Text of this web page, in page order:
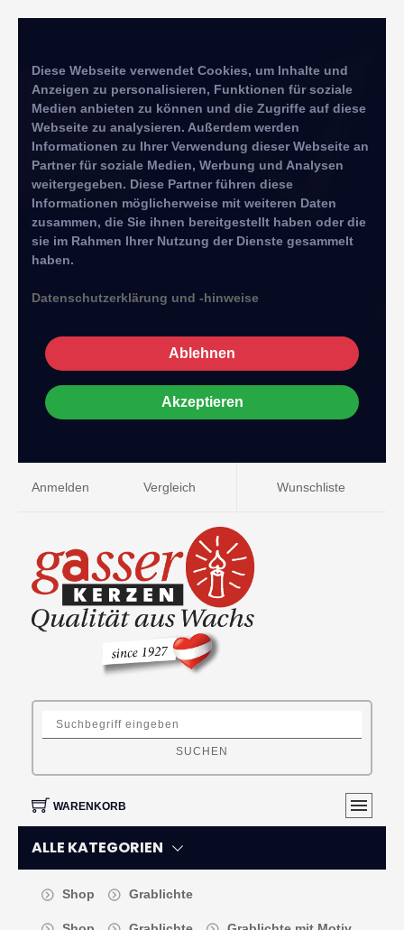
Diese Webseite verwendet Cookies, um Inhalte und
Anzeigen zu personalisieren, Funktionen für soziale
Medien anbieten zu können und die Zugriffe auf diese
Webseite zu analysieren. Außerdem werden
Informationen zu Ihrer Verwendung dieser Webseite an
Partner für soziale Medien, Werbung und Analysen
weitergegeben. Diese Partner führen diese
Informationen möglicherweise mit weiteren Daten
zusammen, die Sie ihnen bereitgestellt haben oder die
sie im Rahmen Ihrer Nutzung der Dienste gesammelt
haben.
Datenschutzerklärung und -hinweise
Ablehnen
Akzeptieren
Anmelden Vergleich Wunschliste
SUCHEN
WARENKORB
ALLE KATEGORIEN
Shop Grablichte